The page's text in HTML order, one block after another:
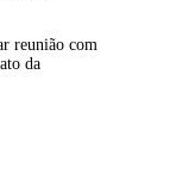
reunião com
da